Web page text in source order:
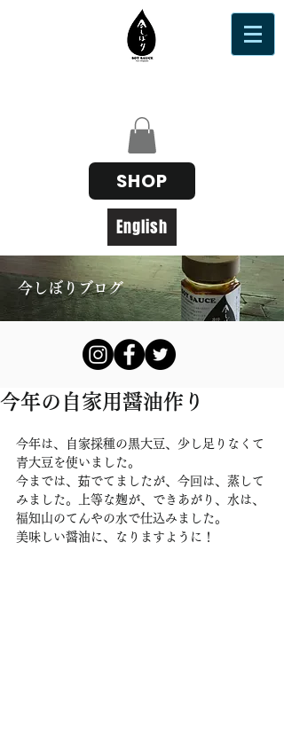
SHOP
English
今しぼりブログ
今年の自家用醤油作り
今年は、自家採種の黒大豆、少し足りなくて
青大豆を使いました。
今までは、茹でてましたが、今回は、蒸して
みました。上等な麹が、できあがり、水は、
福知山のてんやの水で仕込みました。
美味しい醤油に、なりますように！